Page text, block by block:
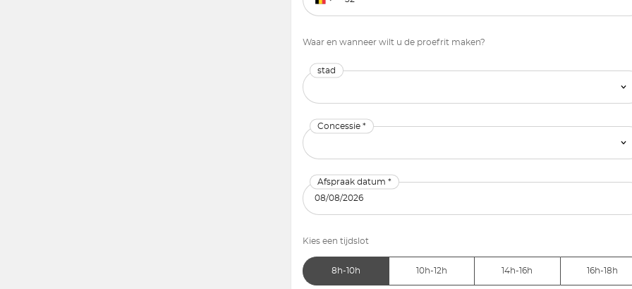
Waar en wanneer wilt u de proefrit maken?
stad
Concessie *
Afspraak datum *
Kies een tijdslot
8h-10h 10h-12h 14h-16h 16h-18h